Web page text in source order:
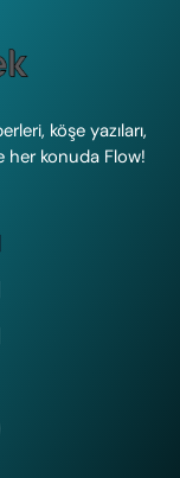
köşe yazıları,
her konuda Flow!